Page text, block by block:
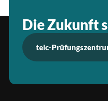
Die Zukunft
telc-